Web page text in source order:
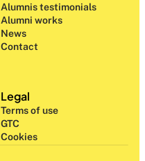
Alumnis testimonials
Alumni works
News
Contact
Legal
Terms of use
GTC
Cookies